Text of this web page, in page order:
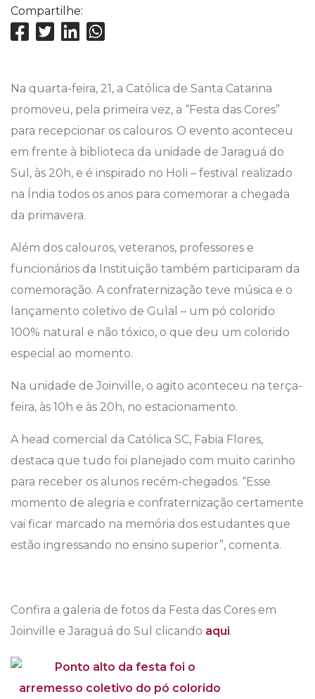
Compartilhe:
Na quarta-feira, 21, a Católica de Santa Catarina
promoveu, pela primeira vez, a “Festa das Cores”
para recepcionar os calouros. O evento aconteceu
em frente à biblioteca da unidade de Jaraguá do
Sul, às 20h, e é inspirado no Holi – festival realizado
na Índia todos os anos para comemorar a chegada
da primavera.
Além dos calouros, veteranos, professores e
funcionários da Instituição também participaram da
comemoração. A confraternização teve música e o
lançamento coletivo de Gulal – um pó colorido
100% natural e não tóxico, o que deu um colorido
especial ao momento.
Na unidade de Joinville, o agito aconteceu na terça-
feira, às 10h e às 20h, no estacionamento.
A head comercial da Católica SC, Fabia Flores,
destaca que tudo foi planejado com muito carinho
para receber os alunos recém-chegados. “Esse
momento de alegria e confraternização certamente
vai ficar marcado na memória dos estudantes que
estão ingressando no ensino superior”, comenta.
Confira a galeria de fotos da Festa das Cores em
Joinville e Jaraguá do Sul clicando aqui.